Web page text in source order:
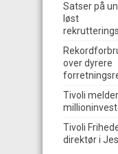
Satser på
løst
over dyrere
Tivoli
Tivoli
direktør i